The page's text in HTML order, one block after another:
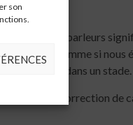
son
des haut-parleurs
même, comme si nous
spectacle dans un stade.
de correction de